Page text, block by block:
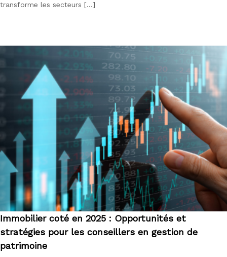
transforme les secteurs […]
Immobilier coté en 2025 : Opportunités et
stratégies pour les conseillers en gestion de
patrimoine